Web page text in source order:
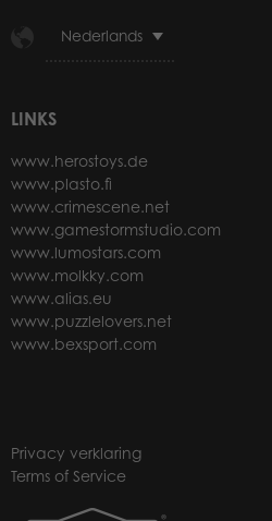
Nederlands
LINKS
www.herostoys.de
www.plasto.fi
www.crimescene.net
www.gamestormstudio.com
www.lumostars.com
www.molkky.com
www.alias.eu
www.puzzlelovers.net
www.bexsport.com
Privacy verklaring
Terms of Service